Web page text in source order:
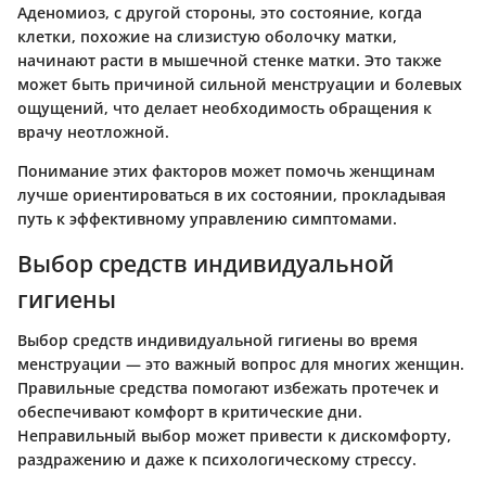
Аденомиоз, с другой стороны, это состояние, когда
клетки, похожие на слизистую оболочку матки,
начинают расти в мышечной стенке матки. Это также
может быть причиной сильной менструации и болевых
ощущений, что делает необходимость обращения к
врачу неотложной.
Понимание этих факторов может помочь женщинам
лучше ориентироваться в их состоянии, прокладывая
путь к эффективному управлению симптомами.
Выбор средств индивидуальной
гигиены
Выбор средств индивидуальной гигиены во время
менструации — это важный вопрос для многих женщин.
Правильные средства помогают избежать протечек и
обеспечивают комфорт в критические дни.
Неправильный выбор может привести к дискомфорту,
раздражению и даже к психологическому стрессу.